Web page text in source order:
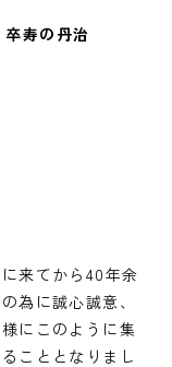
卒寿の丹治
来てから40年余
為に誠心誠意、
にこのように集
こととなりまし